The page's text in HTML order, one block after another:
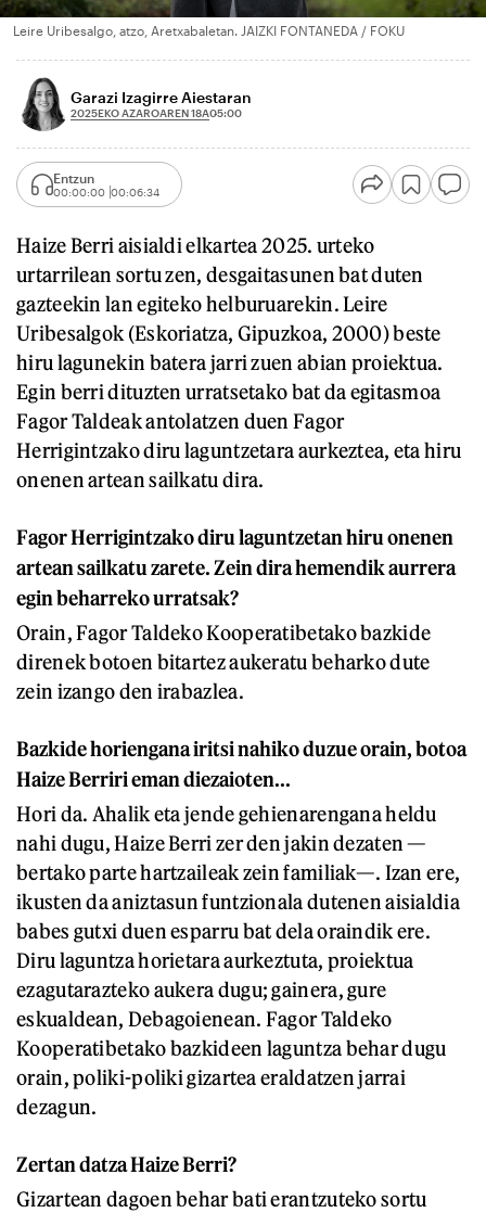
Leire Uribesalgo, atzo, Aretxabaletan. JAIZKI FONTANEDA / FOKU
Garazi Izagirre Aiestaran
2025EKO AZAROAREN 18A05:00
Entzun
00:00:00 00:06:34
Haize Berri aisialdi elkartea 2025. urteko
urtarrilean sortu zen, desgaitasunen bat duten
gazteekin lan egiteko helburuarekin. Leire
Uribesalgok (Eskoriatza, Gipuzkoa, 2000) beste
hiru lagunekin batera jarri zuen abian proiektua.
Egin berri dituzten urratsetako bat da egitasmoa
Fagor Taldeak antolatzen duen Fagor
Herrigintzako diru laguntzetara aurkeztea, eta hiru
onenen artean sailkatu dira.
Fagor Herrigintzako diru laguntzetan hiru onenen
artean sailkatu zarete. Zein dira hemendik aurrera
egin beharreko urratsak?
Orain, Fagor Taldeko Kooperatibetako bazkide
direnek botoen bitartez aukeratu beharko dute
zein izango den irabazlea.
Bazkide horiengana iritsi nahiko duzue orain, botoa
Haize Berriri eman diezaioten...
Hori da. Ahalik eta jende gehienarengana heldu
nahi dugu, Haize Berri zer den jakin dezaten —
bertako parte hartzaileak zein familiak—. Izan ere,
ikusten da aniztasun funtzionala dutenen aisialdia
babes gutxi duen esparru bat dela oraindik ere.
Diru laguntza horietara aurkeztuta, proiektua
ezagutarazteko aukera dugu; gainera, gure
eskualdean, Debagoienean. Fagor Taldeko
Kooperatibetako bazkideen laguntza behar dugu
orain, poliki-poliki gizartea eraldatzen jarrai
dezagun.
Zertan datza Haize Berri?
Gizartean dagoen behar bati erantzuteko sortu